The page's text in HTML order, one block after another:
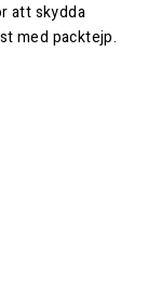
att skydda
med packtejp.